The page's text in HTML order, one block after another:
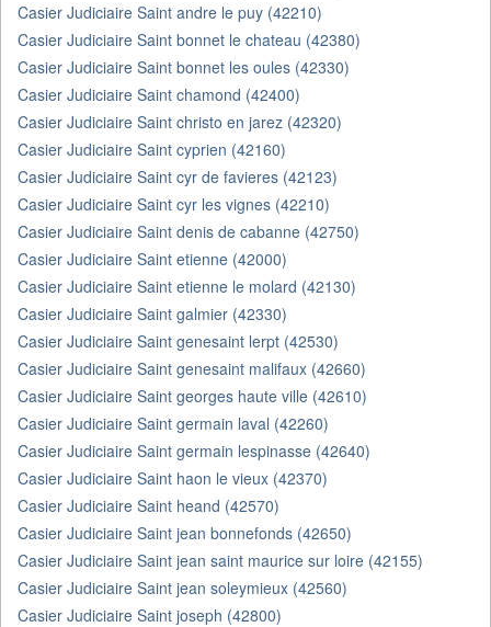
Casier Judiciaire Saint andre le puy (42210)
Casier Judiciaire Saint bonnet le chateau (42380)
Casier Judiciaire Saint bonnet les oules (42330)
Casier Judiciaire Saint chamond (42400)
Casier Judiciaire Saint christo en jarez (42320)
Casier Judiciaire Saint cyprien (42160)
Casier Judiciaire Saint cyr de favieres (42123)
Casier Judiciaire Saint cyr les vignes (42210)
Casier Judiciaire Saint denis de cabanne (42750)
Casier Judiciaire Saint etienne (42000)
Casier Judiciaire Saint etienne le molard (42130)
Casier Judiciaire Saint galmier (42330)
Casier Judiciaire Saint genesaint lerpt (42530)
Casier Judiciaire Saint genesaint malifaux (42660)
Casier Judiciaire Saint georges haute ville (42610)
Casier Judiciaire Saint germain laval (42260)
Casier Judiciaire Saint germain lespinasse (42640)
Casier Judiciaire Saint haon le vieux (42370)
Casier Judiciaire Saint heand (42570)
Casier Judiciaire Saint jean bonnefonds (42650)
Casier Judiciaire Saint jean saint maurice sur loire (42155)
Casier Judiciaire Saint jean soleymieux (42560)
Casier Judiciaire Saint joseph (42800)